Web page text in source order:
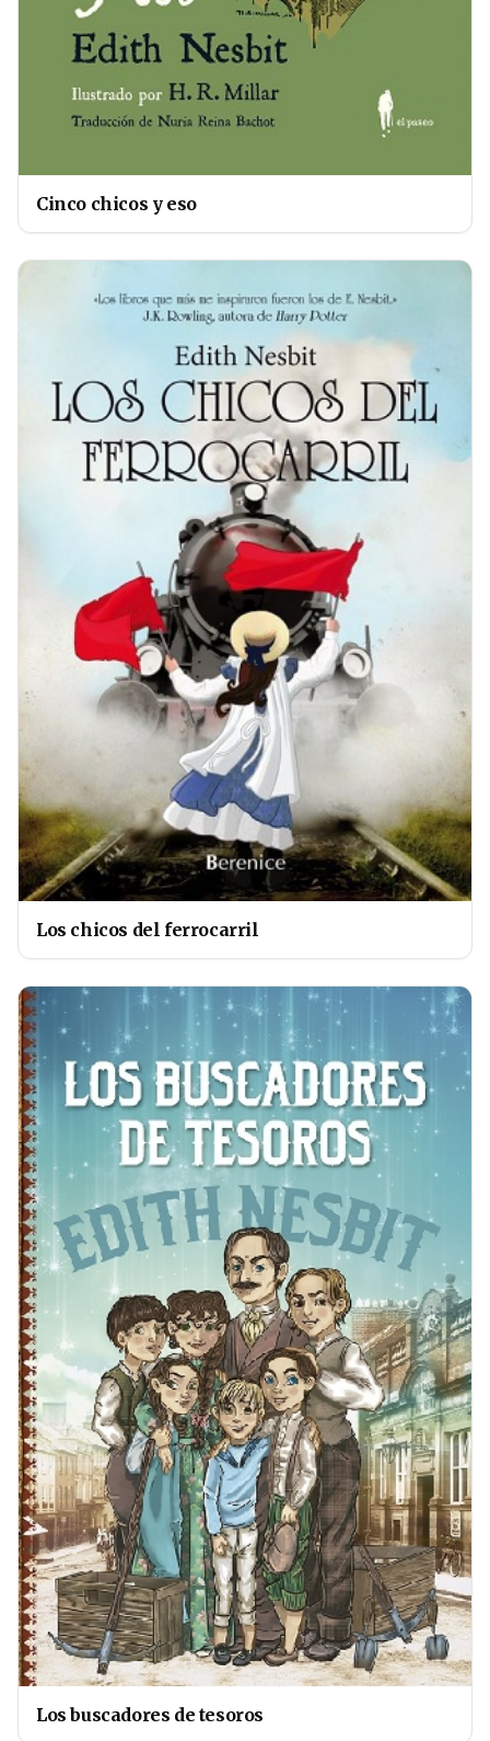
Cinco chicos y eso
Los chicos del ferrocarril
Los buscadores de tesoros